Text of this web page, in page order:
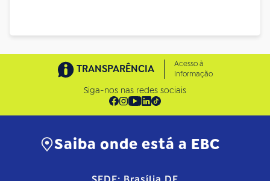
TRANSPARÊNCIA
Acesso à
Informação
Siga-nos nas redes sociais
Saiba onde está a EBC